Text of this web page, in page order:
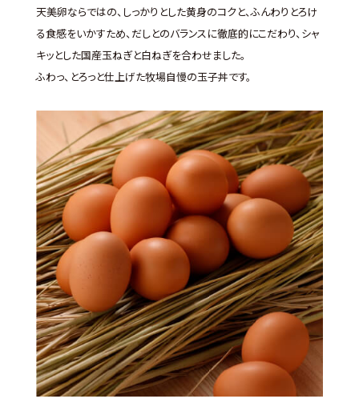
天美卵ならではの、しっかりとした黄身のコクと、ふんわりとろけ
る食感をいかすため、だしとのバランスに徹底的にこだわり、シャ
キッとした国産玉ねぎと白ねぎを合わせました。
ふわっ、とろっと仕上げた牧場自慢の玉子丼です。